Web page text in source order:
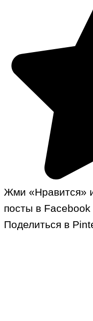
Жми «Нравится»
посты в Facebook
Поделиться в